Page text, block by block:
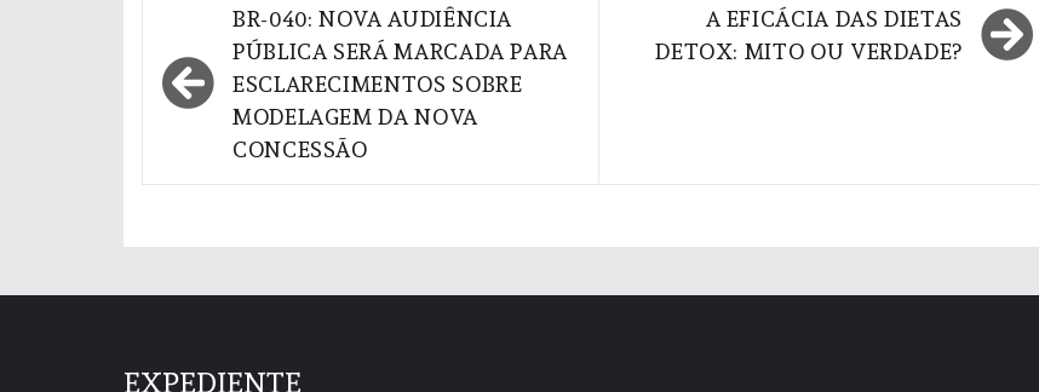
Navegação
de
Post
BR-040: NOVA AUDIÊNCIA
PÚBLICA SERÁ MARCADA PARA
ESCLARECIMENTOS SOBRE
MODELAGEM DA NOVA
CONCESSÃO
A EFICÁCIA DAS DIETAS
DETOX: MITO OU VERDADE?
EXPEDIENTE